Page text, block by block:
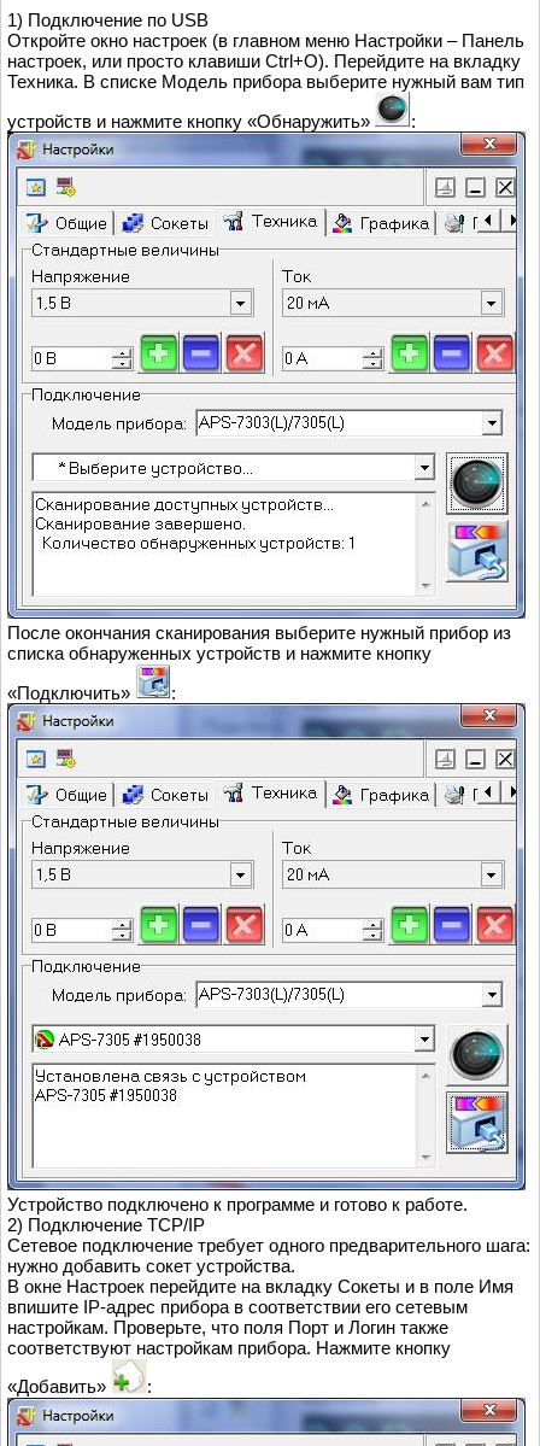
1) Подключение по USB
Откройте окно настроек (в главном меню Настройки – Панель
настроек, или просто клавиши Ctrl+O). Перейдите на вкладку
Техника. В списке Модель прибора выберите нужный вам тип
устройств и нажмите кнопку «Обнаружить»
:
После окончания сканирования выберите нужный прибор из
списка обнаруженных устройств и нажмите кнопку
«Подключить»
:
Устройство подключено к программе и готово к работе.
2) Подключение TCP/IP
Сетевое подключение требует одного предварительного шага:
нужно добавить сокет устройства.
В окне Настроек перейдите на вкладку Сокеты и в поле Имя
впишите IP-адрес прибора в соответствии его сетевым
настройкам. Проверьте, что поля Порт и Логин также
соответствуют настройкам прибора. Нажмите кнопку
«Добавить»
: